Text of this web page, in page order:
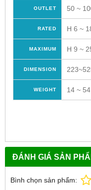
OUTLET 50 ~
RATED H 6 ~
MAXIMUM H 9 ~
DIMENSION
WEIGHT 14 ~
ĐÁNH GIÁ SẢN
Bình chọn sản phẩm: